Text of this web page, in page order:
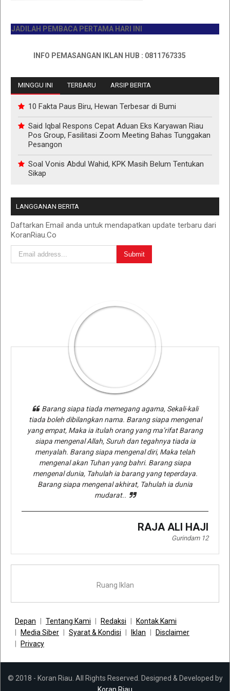
PEMBACA PERTAMA HARI INI
INFO PEMASANGAN IKLAN HUB : 0811767335
MINGGU INI TERBARU ARSIP BERITA
10 Fakta Paus Biru, Hewan Terbesar di Bumi
Said Iqbal Respons Cepat Aduan Eks Karyawan Riau
Pos Group, Fasilitasi Zoom Meeting Bahas Tunggakan
Pesangon
Soal Vonis Abdul Wahid, KPK Masih Belum Tentukan
Sikap
LANGGANAN BERITA
Daftarkan Email anda untuk mendapatkan update terbaru dari
KoranRiau.Co
Barang siapa tiada memegang agama, Sekali-kali
tiada boleh dibilangkan nama. Barang siapa mengenal
yang empat, Maka ia itulah orang yang ma’rifat Barang
siapa mengenal Allah, Suruh dan tegahnya tiada ia
menyalah. Barang siapa mengenal diri, Maka telah
mengenal akan Tuhan yang bahri. Barang siapa
mengenal dunia, Tahulah ia barang yang teperdaya.
Barang siapa mengenal akhirat, Tahulah ia dunia
mudarat..
RAJA ALI HAJI
Gurindam 12
Ruang Iklan
Depan Tentang Kami Redaksi
Kontak Kami
Media Siber
Syarat & Kondisi Iklan
Disclaimer
Privacy
© 2018 - Koran Riau. All Rights Reserved. Designed & Developed by
Koran Riau